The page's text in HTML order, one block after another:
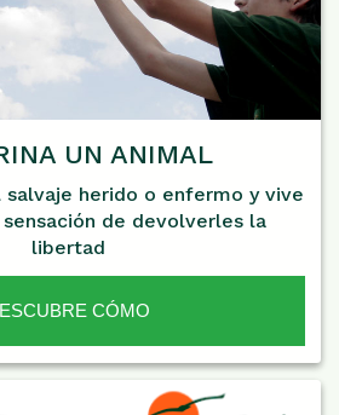
UN ANIMAL
salvaje herido o enfermo y vive
sensación de devolverles la
libertad
CÓMO